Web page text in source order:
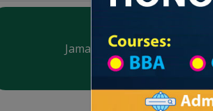
Jamalganj College